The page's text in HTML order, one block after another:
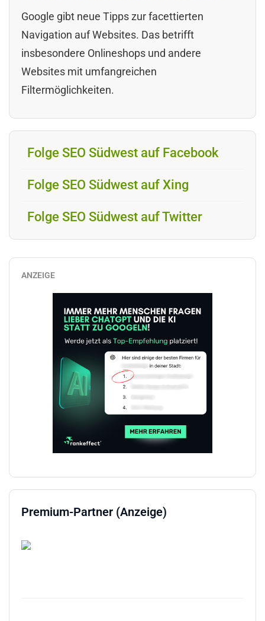
Google gibt neue Tipps zur facettierten
Navigation auf Websites. Das betrifft
insbesondere Onlineshops und andere
Websites mit umfangreichen
Filtermöglichkeiten.
Folge SEO Südwest auf Facebook
Folge SEO Südwest auf Xing
Folge SEO Südwest auf Twitter
ANZEIGE
Premium-Partner (Anzeige)